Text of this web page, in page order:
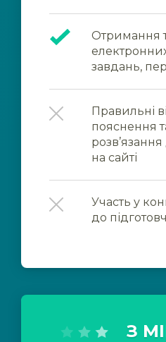
Отримання
завдань,
Правильні
пояснення
на сайті
Участь у
до
З